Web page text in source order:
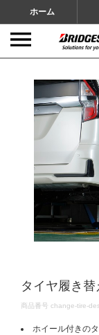
ホーム
タイヤ履き
DETAILS
商品番号 change-tire-
ホイール付きの